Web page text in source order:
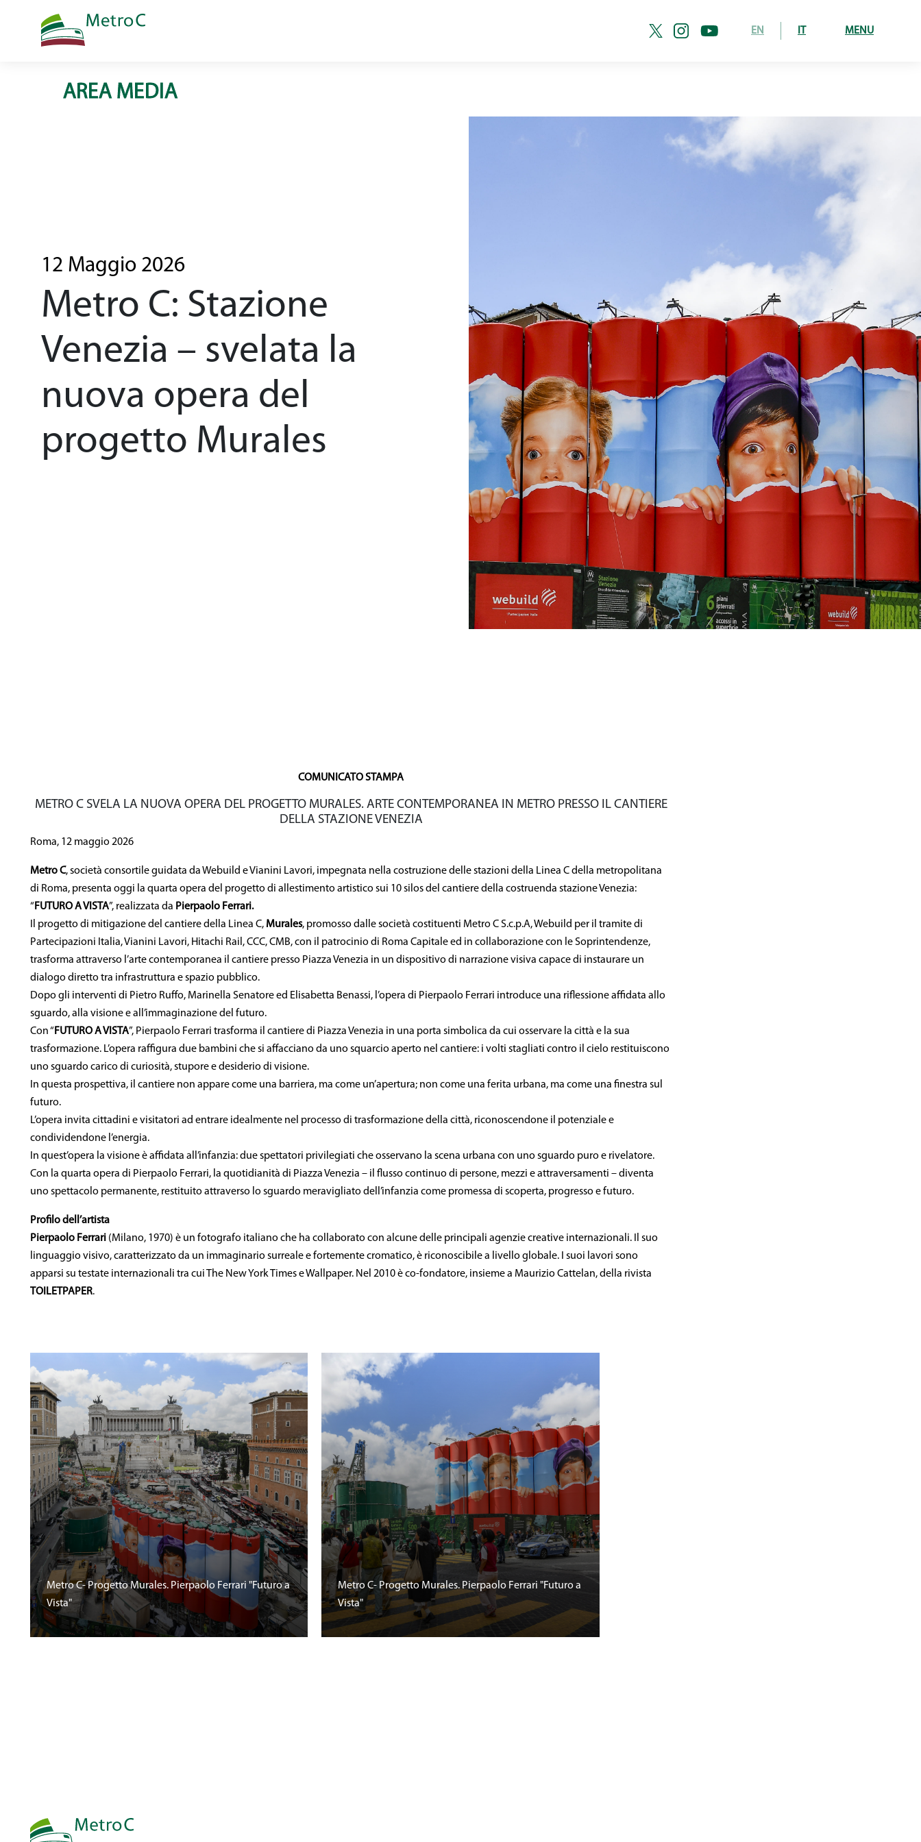
EN IT MENU
Una linea driverless
Il patrimonio storico
Sostenibilità
Sicurezza
AREA MEDIA
12 Maggio 2026
Metro C: Stazione
Venezia – svelata la
nuova opera del
progetto Murales
COMUNICATO STAMPA
METRO C SVELA LA NUOVA OPERA DEL PROGETTO MURALES. ARTE CONTEMPORANEA IN METRO PRESSO IL CANTIERE
DELLA STAZIONE VENEZIA
Roma, 12 maggio 2026
Metro C, società consortile guidata da Webuild e Vianini Lavori, impegnata nella costruzione delle stazioni della Linea C della metropolitana
di Roma, presenta oggi la quarta opera del progetto di allestimento artistico sui 10 silos del cantiere della costruenda stazione Venezia:
“ FUTURO A VISTA”, realizzata da Pierpaolo Ferrari.
Il progetto di mitigazione del cantiere della Linea C, Murales, promosso dalle società costituenti Metro C S.c.p.A, Webuild per il tramite di
Partecipazioni Italia, Vianini Lavori, Hitachi Rail, CCC, CMB, con il patrocinio di Roma Capitale ed in collaborazione con le Soprintendenze,
trasforma attraverso l’arte contemporanea il cantiere presso Piazza Venezia in un dispositivo di narrazione visiva capace di instaurare un
dialogo diretto tra infrastruttura e spazio pubblico.
Dopo gli interventi di Pietro Ruffo, Marinella Senatore ed Elisabetta Benassi, l’opera di Pierpaolo Ferrari introduce una riflessione affidata allo
sguardo, alla visione e all’immaginazione del futuro.
Con “ FUTURO A VISTA”, Pierpaolo Ferrari trasforma il cantiere di Piazza Venezia in una porta simbolica da cui osservare la città e la sua
trasformazione. L’opera raffigura due bambini che si affacciano da uno squarcio aperto nel cantiere: i volti stagliati contro il cielo restituiscono
uno sguardo carico di curiosità, stupore e desiderio di visione.
In questa prospettiva, il cantiere non appare come una barriera, ma come un’apertura; non come una ferita urbana, ma come una finestra sul
futuro.
L’opera invita cittadini e visitatori ad entrare idealmente nel processo di trasformazione della città, riconoscendone il potenziale e
condividendone l’energia.
In quest’opera la visione è affidata all’infanzia: due spettatori privilegiati che osservano la scena urbana con uno sguardo puro e rivelatore.
Con la quarta opera di Pierpaolo Ferrari, la quotidianità di Piazza Venezia – il flusso continuo di persone, mezzi e attraversamenti – diventa
uno spettacolo permanente, restituito attraverso lo sguardo meravigliato dell’infanzia come promessa di scoperta, progresso e futuro.
Profilo dell’artista
Pierpaolo Ferrari (Milano, 1970) è un fotografo italiano che ha collaborato con alcune delle principali agenzie creative internazionali. Il suo
linguaggio visivo, caratterizzato da un immaginario surreale e fortemente cromatico, è riconoscibile a livello globale. I suoi lavori sono
apparsi su testate internazionali tra cui The New York Times e Wallpaper. Nel 2010 è co-fondatore, insieme a Maurizio Cattelan, della rivista
TOILETPAPER.
Metro C- Progetto Murales. Pierpaolo Ferrari "Futuro a
Vista"
Metro C- Progetto Murales. Pierpaolo Ferrari "Futuro a
Vista"